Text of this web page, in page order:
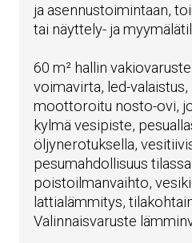
ja asennustoimintaan,
tai näyttely- ja
60 m² hallin
voimavirta, led-
moottoroitu nosto-ovi,
kylmä vesipiste,
öljynerotuksella,
pesumahdollisuus
poistoilmanvaihto,
lattialämmitys,
Valinnaisvaruste